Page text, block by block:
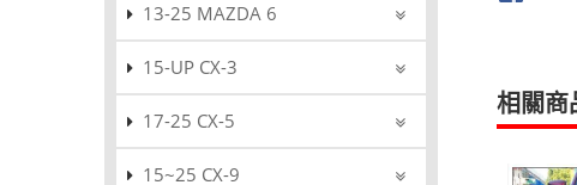
13-25 MAZDA 6
15-UP CX-3
17-25 CX-5
15~25 CX-9
相關商